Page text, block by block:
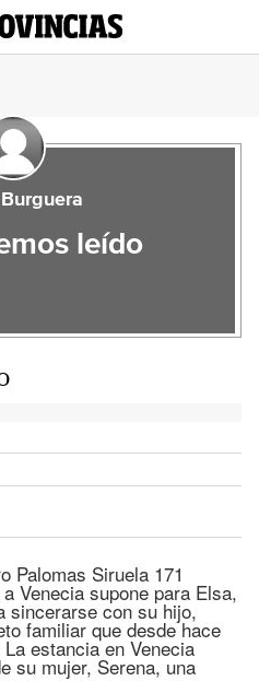
leído
Palomas Siruela 171
Venecia supone para Elsa,
sincerarse con su hijo,
familiar que desde hace
estancia en Venecia
su mujer, Serena, una